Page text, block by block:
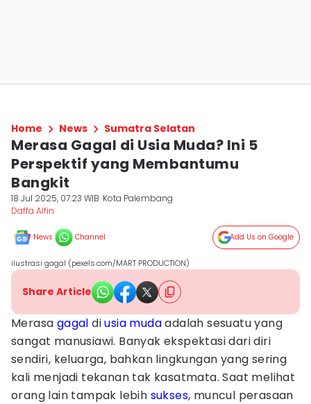
Home News Sumatra Selatan
Merasa Gagal di Usia Muda? Ini 5
Perspektif yang Membantumu
Bangkit
18 Jul 2025, 07:23 WIB Kota Palembang
Daffa Alfin
News Channel Add Us on Google
ilustrasi gagal (pexels.com/MART PRODUCTION)
Share Article
Merasa gagal diusia mudaadalah sesuatu yang
sangat manusiawi. Banyak ekspektasi dari diri
sendiri, keluarga, bahkan lingkungan yang sering
kali menjadi tekanan tak kasatmata. Saat melihat
orang lain tampak lebih sukses, muncul perasaan